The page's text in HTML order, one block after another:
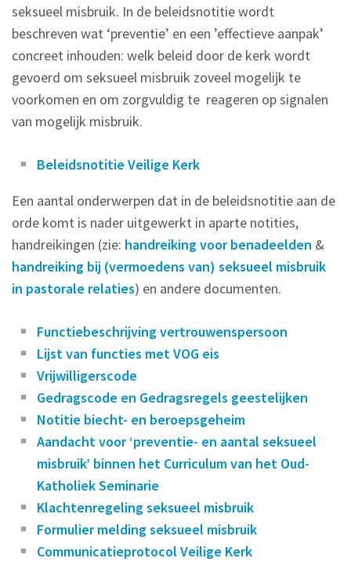
seksueel misbruik. In de beleidsnotitie wordt
beschreven wat ‘preventie’ en een ’effectieve aanpak’
concreet inhouden: welk beleid door de kerk wordt
gevoerd om seksueel misbruik zoveel mogelijk te
voorkomen en om zorgvuldig te reageren op signalen
van mogelijk misbruik.
Beleidsnotitie Veilige Kerk
Een aantal onderwerpen dat in de beleidsnotitie aan de
orde komt is nader uitgewerkt in aparte notities,
handreikingen (zie: handreiking voor benadeelden &
handreiking bij (vermoedens van) seksueel misbruik
in pastorale relaties) en andere documenten.
Functiebeschrijving vertrouwenspersoon
Lijst van functies met VOG eis
Vrijwilligerscode
Gedragscode en Gedragsregels geestelijken
Notitie biecht- en beroepsgeheim
Aandacht voor ‘preventie- en aantal seksueel
misbruik’ binnen het Curriculum van het Oud-
Katholiek Seminarie
Klachtenregeling seksueel misbruik
Formulier melding seksueel misbruik
Communicatieprotocol Veilige Kerk